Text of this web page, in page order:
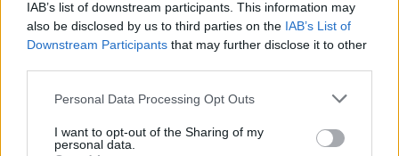
IAB’s list of downstream participants. This information may
also be disclosed by us to third parties on the IAB’s List of
Downstream Participants that may further disclose it to other
Please note that this website/app uses one or more Google
not limited to your visit or usage behaviour. You may click to
grant or deny consent to Google and its third-party tags to
Personal Data Processing Opt Outs
I want to opt-out of the Sharing of my
personal data.
Ausztráliában
Ausztrália Herston Egészségügyi Központja
biogyártásra szakosodó intézet alapítását jelentette
be. A két szintet elfoglaló intézetben beteg-specifikus